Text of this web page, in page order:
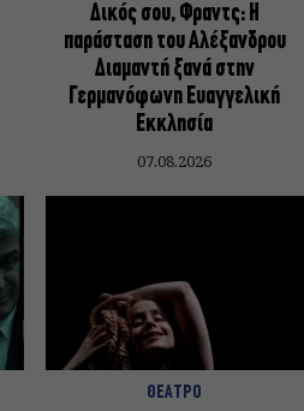
Δικός σου, Φραντς: Η
παράσταση του Αλέξανδρου
Διαμαντή ξανά στην
Γερμανόφωνη Ευαγγελική
Εκκλησία
07.08.2026
ΘΕΑΤΡΟ